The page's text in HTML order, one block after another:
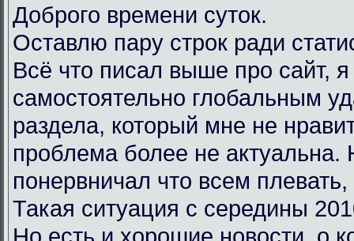
Доброго времени суток.
Оставлю пару строк ради
Всё что писал выше про сайт,
самостоятельно глобальным
раздела, который мне не
проблема более не актуальна.
понервничал что всем
Такая ситуация с середины
Но есть и хорошие новости, о